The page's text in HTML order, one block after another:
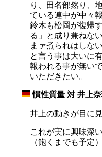
り、田名部然り、
ている連中が中々
鈴木も松岡が復帰
る」と成り兼ねない
まァ煮られはしな
と言う事は大いに
報われる事が無い
いただきたい。
慣性質量 対 井上
井上の動きが目に
これが実に興味深
（飽くまでも予定）